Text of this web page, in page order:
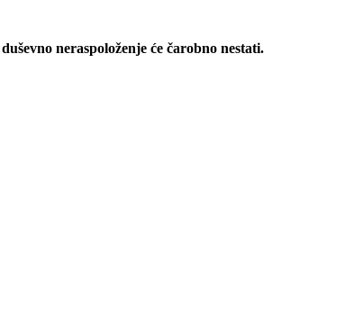
neraspoloženje će čarobno nestati.